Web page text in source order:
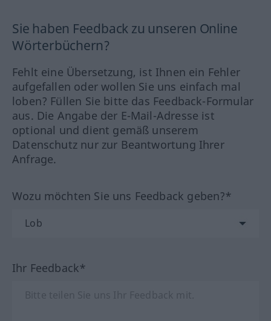
Sie haben Feedback zu unseren Online
Wörterbüchern?
Fehlt eine Übersetzung, ist Ihnen ein Fehler
aufgefallen oder wollen Sie uns einfach mal
loben? Füllen Sie bitte das Feedback-Formular
aus. Die Angabe der E-Mail-Adresse ist
optional und dient gemäß unserem
Datenschutz nur zur Beantwortung Ihrer
Anfrage.
Wozu möchten Sie uns Feedback geben?*
Ihr Feedback*